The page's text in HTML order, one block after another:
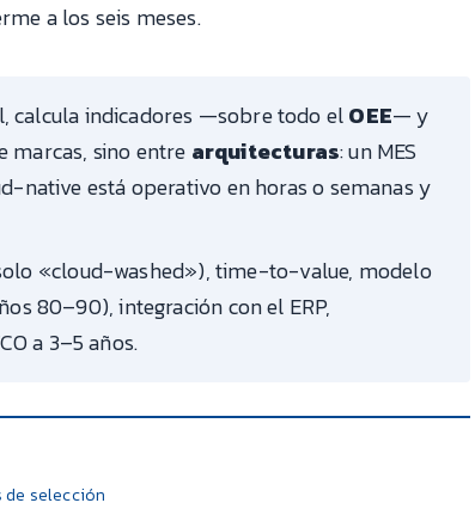
a los seis meses.
calcula indicadores —sobre todo elOEE— y
marcas, sino entre arquitecturas: un MES
native está operativo en horas o semanas y
«cloud-washed»), time-to-value, modelo
80–90), integración con el ERP,
a 3–5 años.
selección